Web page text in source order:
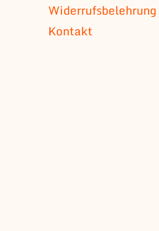
Widerrufsbelehrung
Kontakt